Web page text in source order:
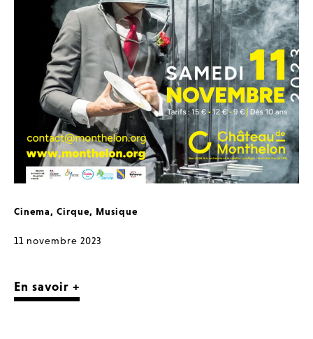
Cinema, Cirque, Musique
11 novembre 2023
En savoir +